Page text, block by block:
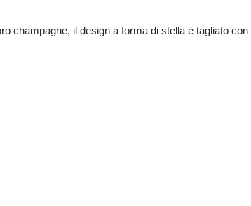
champagne, il design a forma di stella è tagliato con